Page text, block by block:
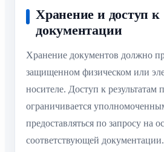
Хранение и доступ к
документации
Хранение документов должно
защищенном физическом или
носителе. Доступ к результатам
ограничивается
предоставляться по запросу на
соответствующей документации.